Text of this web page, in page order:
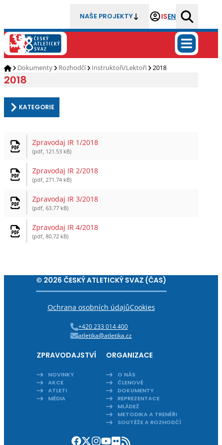
NAŠE PROJEKTY ISEN
Dokumenty Rozhodčí Instruktoři/Lektoři 2018
2018
KATEGORIE
Zpravodaj IR 1/2018
(pdf, 121.53 kB)
Zpravodaj IR 2/2018
(pdf, 271.74 kB)
Zpravodaj IR 3/2018
(pdf, 63.77 kB)
Zpravodaj IR 4/2018
(pdf, 80.72 kB)
© 2026 ČESKÝ ATLETICKÝ SVAZ (ČAS)
Ochrana osobních údajůCookies
+420 233 014 400
atletika@atletika.cz
ZPRAVODAJSTVÍ
NOVINKY
AKCE
ATLETI
MÉDIA
ORGANIZACE
O NÁS
ČLENOVÉ
DOKUMENTY
REPREZENTACE
MLÁDEŽ
METODIKA A TRENÉŘI
SOUTĚŽE A ROZHODČÍ